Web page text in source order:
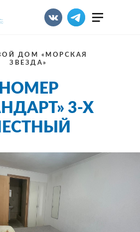
ДОМ «МОРСКАЯ
ЗВЕЗДА»
НОМЕР
3-Х